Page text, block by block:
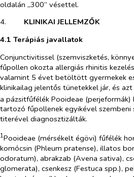
oldalán „300” vésettel.
4.​
KLINIKAI JELLEMZŐK
4.1 Terápiás javallatok
Conjunctivitissel (szemviszketés,
fűpollen okozta allergiás rhinitis
valamint 5 évet betöltött gyermekek
klinikailag jelentős tünetekkel jár, és
a pázsitfűfélék Pooideae
tartozó fűpollenek egyikével szembeni
titerével diagnosztizálták.
1Pooideae (mérsékelt égövi) fűfélék
komócsin (Phleum pratense), illatos
odoratum), abrakzab (Avena sativa),
glomerata), csenkesz (Festuca spp.),